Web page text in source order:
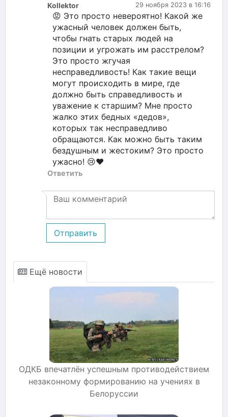
29 ноября 2023 в 16:16
Kollektor
😡 Это просто невероятно! Какой же
ужасный человек должен быть,
чтобы гнать старых людей на
позиции и угрожать им расстрелом?
Это просто жгучая
несправедливость! Как такие вещи
могут происходить в мире, где
должно быть справедливость и
уважение к старшим? Мне просто
жалко этих бедных «дедов»,
которых так несправедливо
обращаются. Как можно быть таким
бездушным и жестоким? Это просто
ужасно! 😢❤️
Ответить
Отправить
Ещё новости
ОДКБ впечатлён успешным противодействием
незаконному формированию на учениях в
Белоруссии